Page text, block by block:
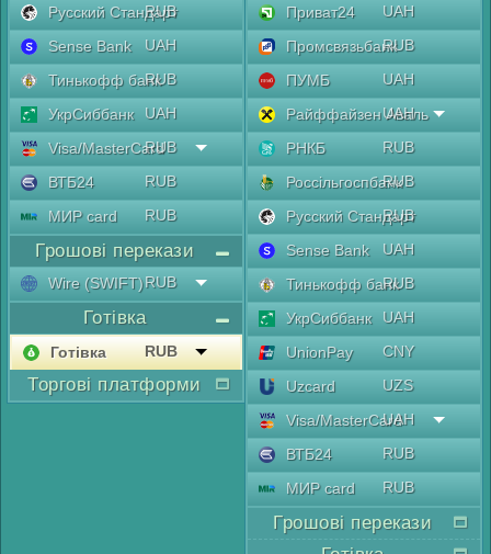
Русский Стандарт
RUB
Sense Bank
UAH
Тинькофф банкRUB
УкрСиббанк
UAH
Visa/MasterCard
RUB
ВТБ24
RUB
МИР card
RUB
Грошові перекази
Wire (SWIFT)RUB
Готівка
Готівка RUB
Торгові платформи
Приват24
UAH
ПромсвязьбанкRUB
ПУМБ
UAH
Райффайзен Аваль
UAH
РНКБ
RUB
Россільгоспбанк
RUB
Русский Стандарт
RUB
Sense Bank
UAH
Тинькофф банкRUB
УкрСиббанк
UAH
UnionPay
CNY
Uzcard
UZS
Visa/MasterCard
UAH
ВТБ24
RUB
МИР card
RUB
Грошові перекази